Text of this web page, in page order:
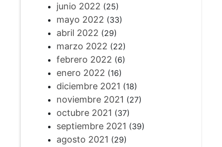
junio 2022 (25)
mayo 2022 (33)
abril 2022 (29)
marzo 2022 (22)
febrero 2022 (6)
enero 2022 (16)
diciembre 2021 (18)
noviembre 2021 (27)
octubre 2021 (37)
septiembre 2021 (39)
agosto 2021 (29)